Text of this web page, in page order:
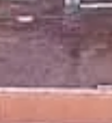
Nên xem gì
Vé